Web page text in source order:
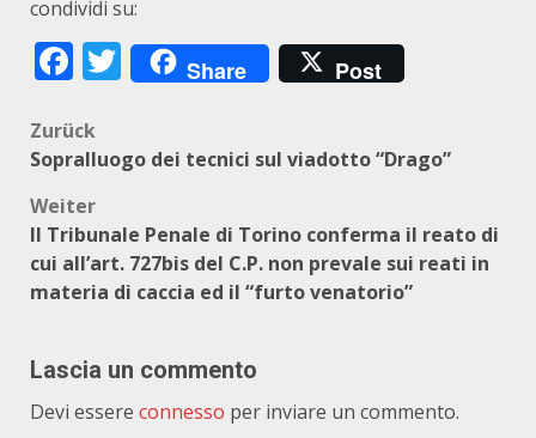
condividi su:
Facebook
Twitter
Share Post
Beitragsnavigation
Zurück
Sopralluogo dei tecnici sul viadotto “Drago”
Weiter
Il Tribunale Penale di Torino conferma il reato di
cui all’art. 727bis del C.P. non prevale sui reati in
materia di caccia ed il “furto venatorio”
Lascia un commento
Devi essere connesso per inviare un commento.